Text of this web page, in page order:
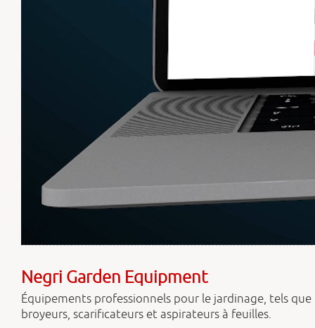
Negri Garden Equipment
Équipements professionnels pour le jardinage, tels que
broyeurs, scarificateurs et aspirateurs à feuilles.